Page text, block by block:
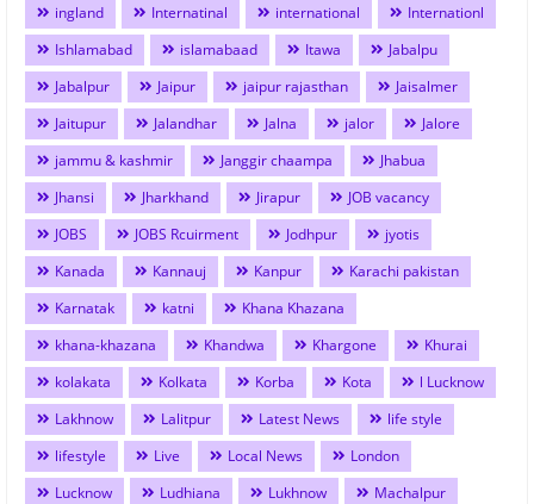
ingland
Internatinal international
Internationl
Ishlamabad
islamabaad Itawa
Jabalpu
Jabalpur
Jaipur jaipur rajasthan
Jaisalmer
Jaitupur
Jalandhar Jalna jalor
Jalore
jammu & kashmir
Janggir chaampa
Jhabua
Jhansi
Jharkhand Jirapur
JOB vacancy
JOBS
JOBS Rcuirment Jodhpur
jyotis
Kanada
Kannauj Kanpur
Karachi pakistan
Karnatak
katni
Khana Khazana
khana-khazana
Khandwa Khargone
Khurai
kolakata
Kolkata Korba Kota
l Lucknow
Lakhnow
Lalitpur Latest News
life style
lifestyle
Live Local News
London
Lucknow
Ludhiana Lukhnow
Machalpur